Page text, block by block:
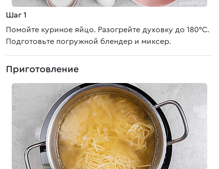
Шаг 1
Помойте куриное яйцо. Разогрейте духовку до 180°С.
Подготовьте погружной блендер и миксер.
Приготовление